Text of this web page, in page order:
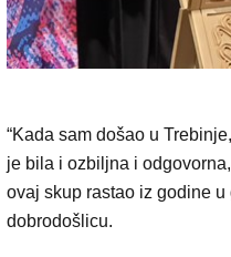
“Kada sam došao u
je bila i ozbiljna i
ovaj skup rastao iz godine
dobrodošlicu.